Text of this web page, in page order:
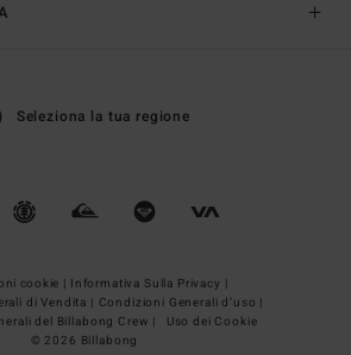
Seleziona la tua regione
cookie | Informativa Sulla Privacy |
di Vendita | Condizioni Generali d’uso |
del Billabong Crew |
Uso dei Cookie
© 2026 Billabong